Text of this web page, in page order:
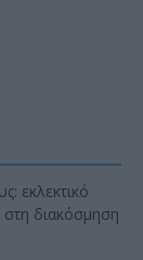
εκλεκτικό
στη διακόσμηση